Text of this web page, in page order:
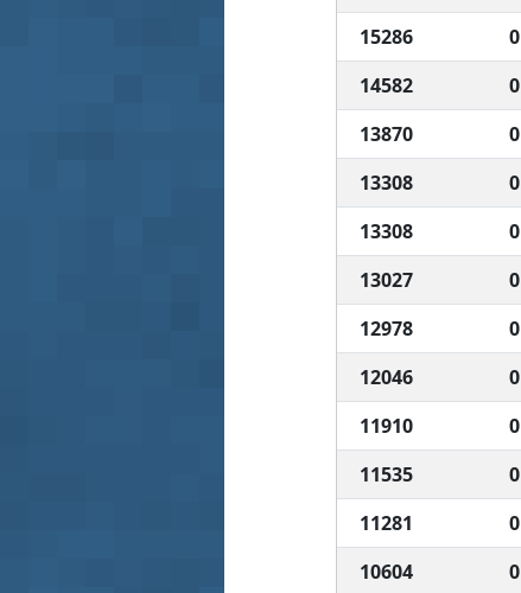
0
15286
0
14582
0
13870
0
13308
0
13308
0
13027
0
12978
0
12046
0
11910
0
11535
0
11281
0
10604